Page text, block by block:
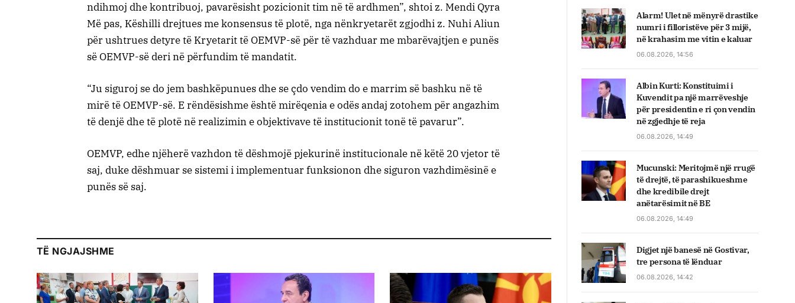
ndihmoj dhe kontribuoj, pavarësisht pozicionit tim në të ardhmen”, shtoi z. Mendi Qyra
Më pas, Këshilli drejtues me konsensus të plotë, nga nënkryetarët zgjodhi z. Nuhi Aliun
për ushtrues detyre të Kryetarit të OEMVP-së për të vazhduar me mbarëvajtjen e punës
së OEMVP-së deri në përfundim të mandatit.
“Ju siguroj se do jem bashkëpunues dhe se çdo vendim do e marrim së bashku në të
mirë të OEMVP-së. E rëndësishme është mirëqenia e odës andaj zotohem për angazhim
të denjë dhe të plotë në realizimin e objektivave të institucionit tonë të pavarur”.
OEMVP, edhe njëherë vazhdon të dëshmojë pjekurinë institucionale në këtë 20 vjetor të
saj, duke dëshmuar se sistemi i implementuar funksionon dhe siguron vazhdimësinë e
punës së saj.
TË NGJAJSHME
Alarm! Ulet në mënyrë drastike
numri i filloristëve për 3 mijë,
në krahasim me vitin e kaluar
06.08.2026, 14:56
Albin Kurti: Konstituimi i
Kuvendit pa një marrëveshje
për presidentin e ri çon vendin
në zgjedhje të reja
06.08.2026, 14:49
Mucunski: Meritojmë një rrugë
të drejtë, të parashikueshme
dhe kredibile drejt
anëtarësimit në BE
06.08.2026, 14:49
Digjet një banesë në Gostivar,
tre persona të lënduar
06.08.2026, 14:42